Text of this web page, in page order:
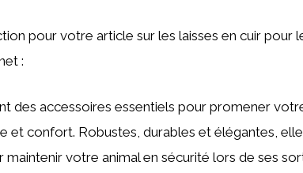
pour votre article sur les laisses en cuir pour
:
des accessoires essentiels pour promener
et confort. Robustes, durables et élégantes,
votre animal en sécurité lors de ses